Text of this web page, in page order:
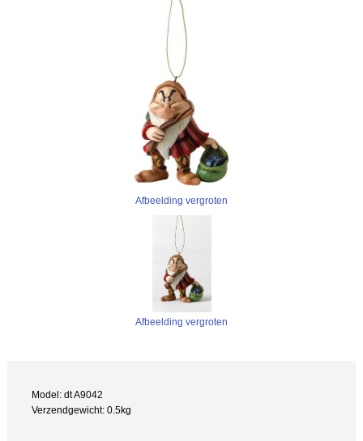
Afbeelding vergroten
Afbeelding vergroten
Model: dt A9042
Verzendgewicht: 0.5kg